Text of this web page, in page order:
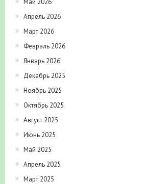
Апрель 2026
Март 2026
Февраль 2026
Январь 2026
Декабрь 2025
Ноябрь 2025
Октябрь 2025
Август 2025
Июнь 2025
Май 2025
Апрель 2025
Март 2025